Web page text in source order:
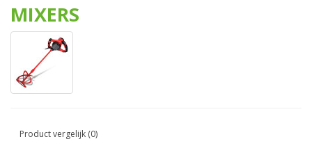
MIXERS
Product vergelijk (0)